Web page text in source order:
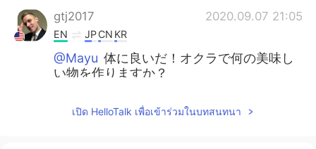
gtj2017 2020.09.07 21:05
EN JPCN KR
@Mayu 体に良いだ！オクラで何の美味し
い物を作りますか？
JP CN KR
เปิด HelloTalk เพื่อเข้าร่วมในบทสนทนา